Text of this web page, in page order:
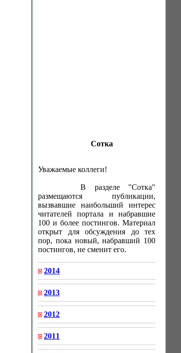
Сотка
Уважаемые коллеги!
В разделе "Сотка"
размещаются публикации,
вызвавшие наибольший интерес
читателей портала и набравшие
100 и более постингов. Материал
открыт для обсуждения до тех
пор, пока новый, набравший 100
постингов, не сменит его.
2014
2013
2012
2011